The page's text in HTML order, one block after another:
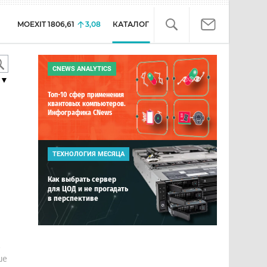
MOEXIT 1806,61 3,08 КАТАЛОГ
CNEWS ANALYTICS
Топ-10 сфер применения
квантовых компьютеров.
Инфографика CNews
ТЕХНОЛОГИЯ МЕСЯЦА
Как выбрать сервер
для ЦОД и не прогадать
в перспективе